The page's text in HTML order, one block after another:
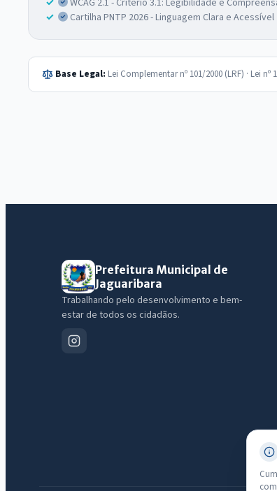
WCAG 2.1 - Critério 3.1: Legibilidade e
Cartilha PNTP 2026 - Linguagem Clara e Acessível
Base Legal: Lei Complementar nº 101/2000 (LRF) · Lei
Prefeitura Municipal de
Jaguaribara
Trabalhando pelo desenvolvimento e bem-
estar de todos os cidadãos.